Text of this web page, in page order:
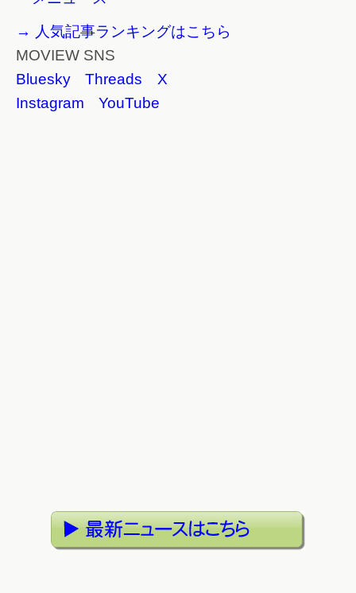
→ 人気記事ランキングはこちら
MOVIEW SNS
Bluesky
Threads
X
Instagram
YouTube